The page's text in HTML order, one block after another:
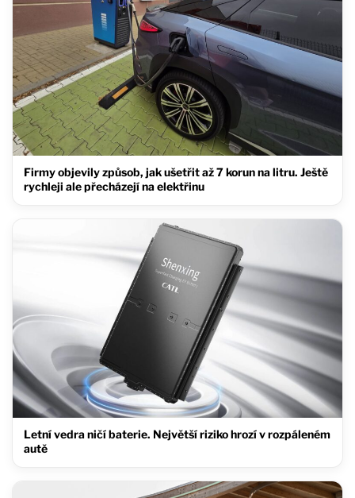
Firmy objevily způsob, jak ušetřit až 7 korun na litru. Ještě
rychleji ale přecházejí na elektřinu
Letní vedra ničí baterie. Největší riziko hrozí v rozpáleném
autě